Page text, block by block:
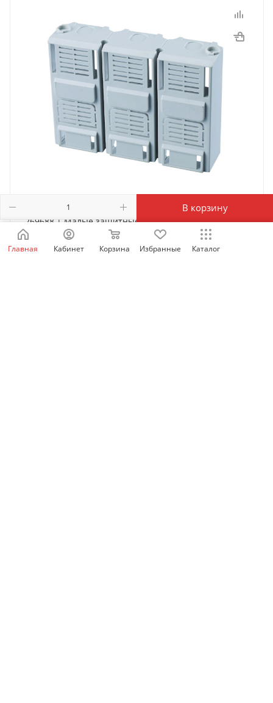
В корзину
269688 | Малые защитные крышки выводов TCВ22-
M8 для NM8N-250 3P, Chint
Есть в наличии: 1976
Главная Кабинет Корзина Избранные Каталог